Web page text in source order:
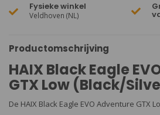
Fysieke winkel
Veldhoven (NL)
Productomschrijving
HAIX Black Eagle
GTX Low (Black/
De HAIX Black Eagle EVO Adventure GTX